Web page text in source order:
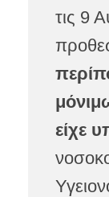
τις 9
είχε